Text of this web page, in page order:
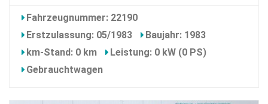
Fahrzeugnummer: 22190
Erstzulassung: 05/1983
Baujahr: 1983
km-Stand: 0 km
Leistung: 0 kW (0 PS)
Gebrauchtwagen